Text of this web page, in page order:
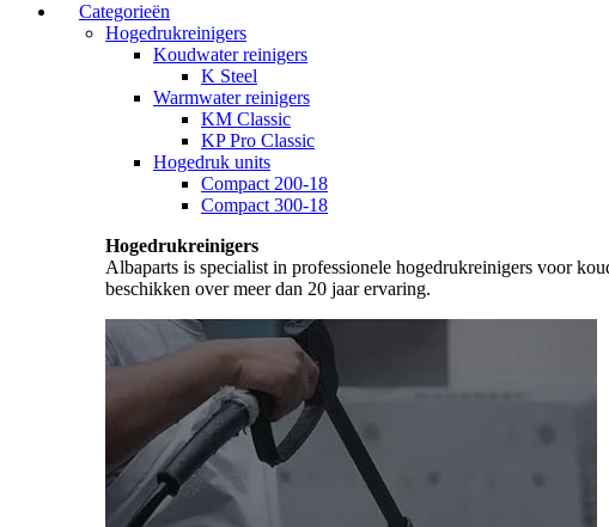
Categorieën
Hogedrukreinigers
Koudwater reinigers
K Steel
Warmwater reinigers
KM Classic
KP Pro Classic
Hogedruk units
Compact 200-18
Compact 300-18
Hogedrukreinigers
Albaparts is specialist in professionele hogedrukreinigers voor
beschikken over meer dan 20 jaar ervaring.